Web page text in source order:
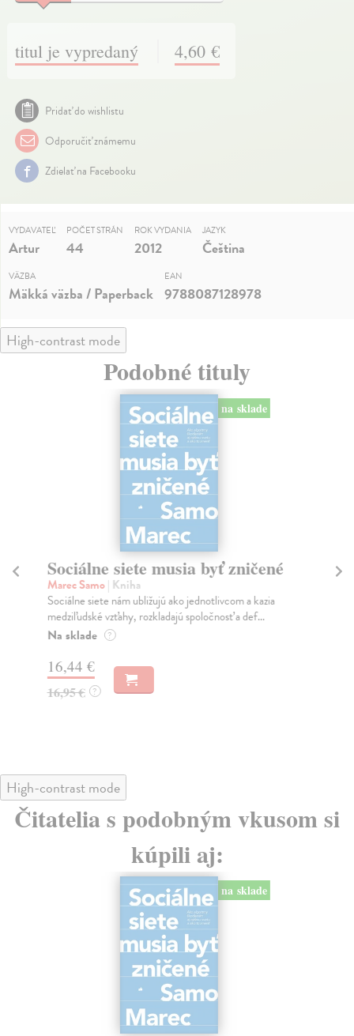
titul je vypredaný 4,60 €
Pridať do wishlistu
Odporučiť známemu
Zdielať na Facebooku
VYDAVATEĽ
Artur
POČET STRÁN
44
ROK VYDANIA
2012
JAZYK
Čeština
VÄZBA
Mäkká väzba / Paperback
EAN
9788087128978
High-contrast mode
Podobné tituly
na sklade
Sociálne siete musia byť zničené
Marec Samo| Kniha
Sociálne siete nám ubližujú ako jednotlivcom a kazia
medziľudské vzťahy, rozkladajú spoločnosť a def...
Na sklade ?
16,44 €
16,95 € ?
High-contrast mode
Čitatelia s podobným vkusom si
kúpili aj:
na sklade